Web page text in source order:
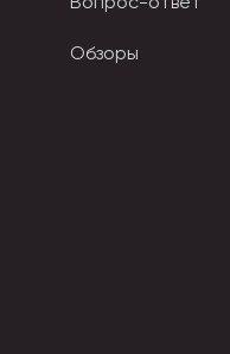
Обзоры